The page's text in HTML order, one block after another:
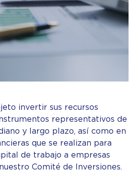
invertir sus recursos
representativos de
y largo plazo, así como en
que se realizan para
de trabajo a empresas
Comité de Inversiones.